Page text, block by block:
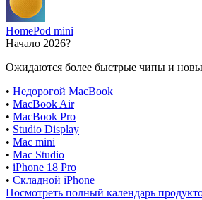
HomePod mini
Начало 2026?
Ожидаются более быстрые чипы и
• Недорогой MacBook
• MacBook Air
• MacBook Pro
• Studio Display
• Mac mini
• Mac Studio
• iPhone 18 Pro
• Складной iPhone
Посмотреть полный календарь